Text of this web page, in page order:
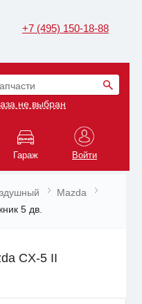
+7 (495) 150-18-88
не выбран
Гараж Войти
Mazda
5 дв.
CX-5 II